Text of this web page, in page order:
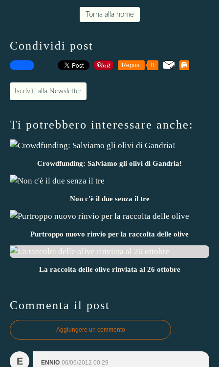
Torna alla home
Condividi post
Repost 0
Iscriviti alla Newsletter
Ti potrebbero interessare anche:
Crowdfunding: Salviamo gli olivi di Gandria!
Non c'è il due senza il tre
Purtroppo nuovo rinvio per la raccolta delle olive
La raccolta delle olive rinviata al 26 ottobre
Commenta il post
Aggiungere un commento
E ENNIO 06/06/2012 00:29